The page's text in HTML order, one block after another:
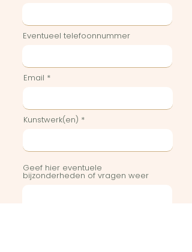
Eventueel telefoonnummer
Email
Kunstwerk(en)
Geef hier eventuele
bijzonderheden of vragen weer